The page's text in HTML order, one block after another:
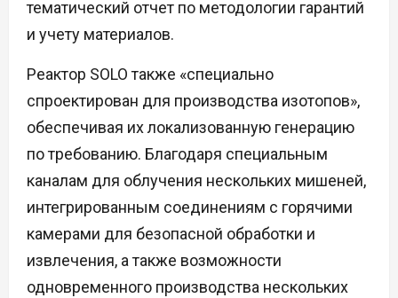
тематический отчет по методологии гарантий
и учету материалов.
Реактор SOLO также «специально
спроектирован для производства изотопов»,
обеспечивая их локализованную генерацию
по требованию. Благодаря специальным
каналам для облучения нескольких мишеней,
интегрированным соединениям с горячими
камерами для безопасной обработки и
извлечения, а также возможности
одновременного производства нескольких